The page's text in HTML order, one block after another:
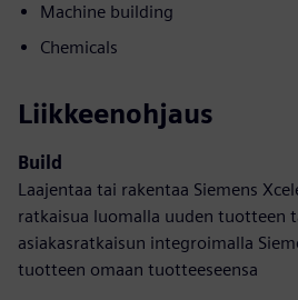
Machine building
Chemicals
Liikkeenohjaus
Build
Laajentaa tai rakentaa Siemens
ratkaisua luomalla uuden tuotteen
asiakasratkaisun integroimalla
tuotteen omaan tuotteeseensa